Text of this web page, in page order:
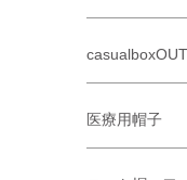
医療用帽子